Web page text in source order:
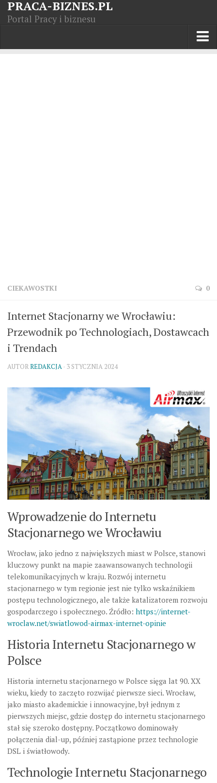
PRACA-BIZNES.PL
Portal Pracy i biznesu
CIEKAWOSTKI 0
Internet Stacjonarny we Wrocławiu:
Przewodnik po Technologiach, Dostawcach
i Trendach
AUTORREDAKCJA · 3 STYCZNIA 2024
Wprowadzenie do Internetu
Stacjonarnego we Wrocławiu
Wrocław, jako jedno z największych miast w Polsce, stanowi
kluczowy punkt na mapie zaawansowanych technologii
telekomunikacyjnych w kraju. Rozwój internetu
stacjonarnego w tym regionie jest nie tylko wskaźnikiem
postępu technologicznego, ale także katalizatorem rozwoju
gospodarczego i społecznego. Źródło: https://internet-
wroclaw.net/swiatlowod-airmax-internet-opinie
Historia Internetu Stacjonarnego w
Polsce
Historia internetu stacjonarnego w Polsce sięga lat 90. XX
wieku, kiedy to zaczęto rozwijać pierwsze sieci. Wrocław,
jako miasto akademickie i innowacyjne, był jednym z
pierwszych miejsc, gdzie dostęp do internetu stacjonarnego
stał się szeroko dostępny. Początkowo dominowały
połączenia dial-up, później zastąpione przez technologie
DSL i światłowody.
Technologie Internetu Stacjonarnego